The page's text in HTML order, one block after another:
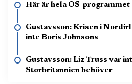
Här är hela OS-programmet
Gustavsson: Krisen i
inte Boris Johnsons
Gustavsson: Liz Truss var
Storbritannien behöver